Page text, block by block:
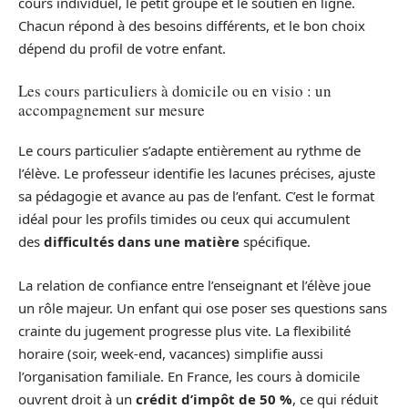
Chacun répond à des besoins différents, et le bon choix
dépend du profil de votre enfant.
Les cours particuliers à domicile ou en visio : un
accompagnement sur mesure
Le cours particulier s’adapte entièrement au rythme de
l’élève. Le professeur identifie les lacunes précises, ajuste
sa pédagogie et avance au pas de l’enfant. C’est le format
idéal pour les profils timides ou ceux qui accumulent
des difficultés dans une matière spécifique.
La relation de confiance entre l’enseignant et l’élève joue
un rôle majeur. Un enfant qui ose poser ses questions sans
crainte du jugement progresse plus vite. La flexibilité
horaire (soir, week-end, vacances) simplifie aussi
l’organisation familiale. En France, les cours à domicile
ouvrent droit à un crédit d’impôt de 50 %, ce qui réduit